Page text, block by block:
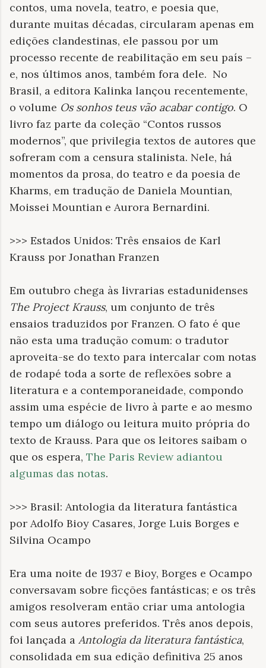
contos, uma novela, teatro, e poesia que,
durante muitas décadas, circularam apenas em
edições clandestinas, ele passou por um
processo recente de reabilitação em seu país –
e, nos últimos anos, também fora dele. No
Brasil, a editora Kalinka lançou recentemente,
o volume Os sonhos teus vão acabar contigo. O
livro faz parte da coleção “Contos russos
modernos”, que privilegia textos de autores que
sofreram com a censura stalinista. Nele, há
momentos da prosa, do teatro e da poesia de
Kharms, em tradução de Daniela Mountian,
Moissei Mountian e Aurora Bernardini.
>>> Estados Unidos: Três ensaios de Karl
Krauss por Jonathan Franzen
Em outubro chega às livrarias estadunidenses
The Project Krauss, um conjunto de três
ensaios traduzidos por Franzen. O fato é que
não esta uma tradução comum: o tradutor
aproveita-se do texto para intercalar com notas
de rodapé toda a sorte de reflexões sobre a
literatura e a contemporaneidade, compondo
assim uma espécie de livro à parte e ao mesmo
tempo um diálogo ou leitura muito própria do
texto de Krauss. Para que os leitores saibam o
que os espera, The Paris Review adiantou
algumas das notas.
>>> Brasil: Antologia da literatura fantástica
por Adolfo Bioy Casares, Jorge Luis Borges e
Silvina Ocampo
Era uma noite de 1937 e Bioy, Borges e Ocampo
conversavam sobre ficções fantásticas; e os três
amigos resolveram então criar uma antologia
com seus autores preferidos. Três anos depois,
foi lançada a Antologia da literatura fantástica,
consolidada em sua edição definitiva 25 anos